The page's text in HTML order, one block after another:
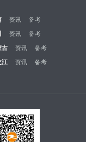
资讯
备考
资讯
备考
古 资讯
备考
江 资讯
备考